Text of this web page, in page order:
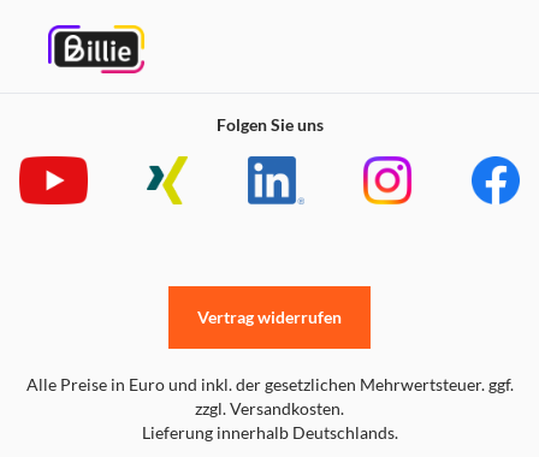
Folgen Sie uns
Alle Preise in Euro und inkl. der gesetzlichen Mehrwertsteuer. ggf.
zzgl. Versandkosten.
Lieferung innerhalb Deutschlands.
Vertrag widerrufen